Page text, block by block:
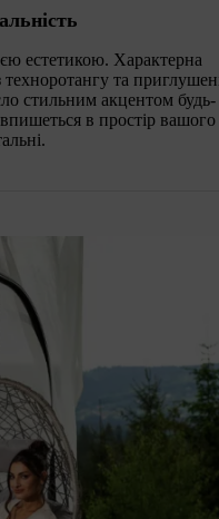
естетикою. Характерна
та
стильним акцентом будь-
в простір вашого